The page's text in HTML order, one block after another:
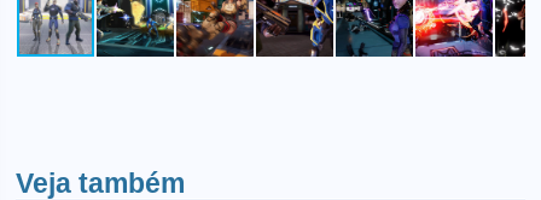
Veja também